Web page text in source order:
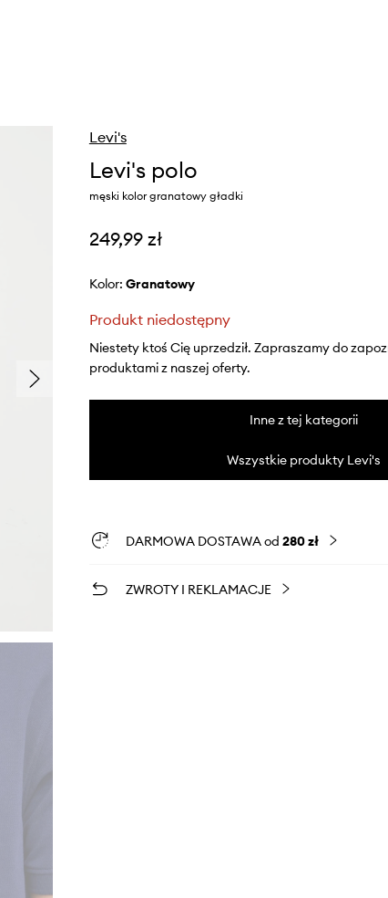
Levi's
Levi's polo
męski kolor granatowy gładki
249,99 zł
Kolor: granatowy
Produkt niedostępny
Niestety ktoś Cię uprzedził. Zapraszamy do
produktami z naszej oferty.
Inne z tej kategorii
Wszystkie produkty Levi's
DARMOWA DOSTAWA od 280 zł
ZWROTY I REKLAMACJE